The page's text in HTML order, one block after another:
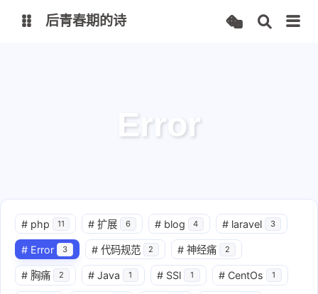
后青春期的诗
Error
# php 11 # 扩展 6 # blog 4 # laravel 3
# Error 3 # 代码规范 2 # 神经痛 2
# 胸痛 2 # Java 1 # SSl 1 # CentOs 1